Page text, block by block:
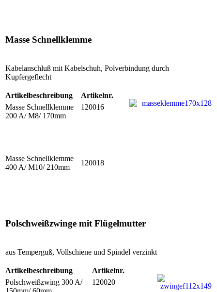
Masse Schnellklemme
Kabelanschluß mit Kabelschuh, Polverbindung durch
Kupfergeflecht
Artikelbeschreibung
Artikelnr.
Masse Schnellklemme
200 A/ M8/ 170mm
120016
Masse Schnellklemme
400 A/ M10/ 210mm
120018
Polschweißzwinge mit Flügelmutter
aus Temperguß, Vollschiene und Spindel verzinkt
Artikelbeschreibung
Artikelnr.
Polschweißzwing 300 A/
120020